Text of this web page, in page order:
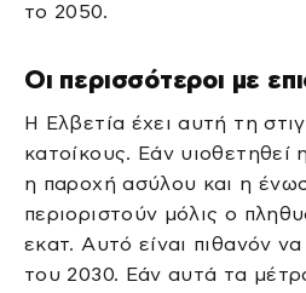
το 2050.
Οι περισσότεροι με
Η Ελβετία έχει αυτή τη
κατοίκους. Εάν
η παροχή ασύλου και η
περιοριστούν μόλις ο
εκατ. Αυτό είναι πιθανόν
του 2030. Εάν αυτά τα